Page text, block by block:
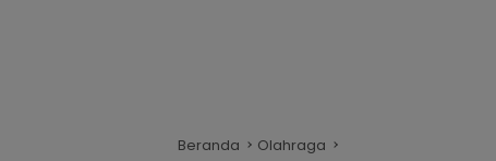
Beranda Olahraga